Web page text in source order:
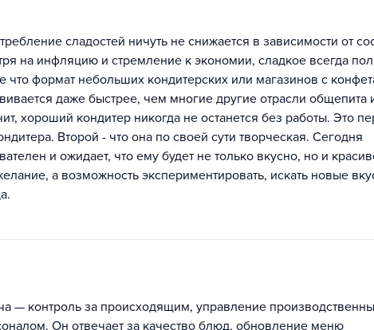
сладостей ничуть не снижается в зависимости от
на инфляцию и стремление к экономии, сладкое всегда
что формат небольших кондитерских или магазинов с
даже быстрее, чем многие другие отрасли общепита
хороший кондитер никогда не останется без работы. Это
Второй - что она по своей сути творческая. Сегодня
и ожидает, что ему будет не только вкусно, но и
а возможность экспериментировать, искать новые
— контроль за происходящим, управление
Он отвечает за качество блюд, обновление меню